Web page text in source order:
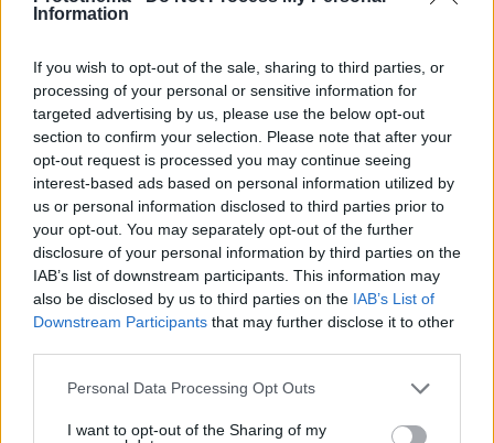
Information
If you wish to opt-out of the sale, sharing to third parties, or
processing of your personal or sensitive information for
targeted advertising by us, please use the below opt-out
section to confirm your selection. Please note that after your
opt-out request is processed you may continue seeing
interest-based ads based on personal information utilized by
us or personal information disclosed to third parties prior to
your opt-out. You may separately opt-out of the further
disclosure of your personal information by third parties on the
IAB’s list of downstream participants. This information may
also be disclosed by us to third parties on the IAB’s List of
Downstream Participants that may further disclose it to other
Please note that this website/app uses one or more Google
not limited to your visit or usage behaviour. You may click to
Personal Data Processing Opt Outs
I want to opt-out of the Sharing of my
έρχεται Ελλάδα και θα πετά και νύχτα